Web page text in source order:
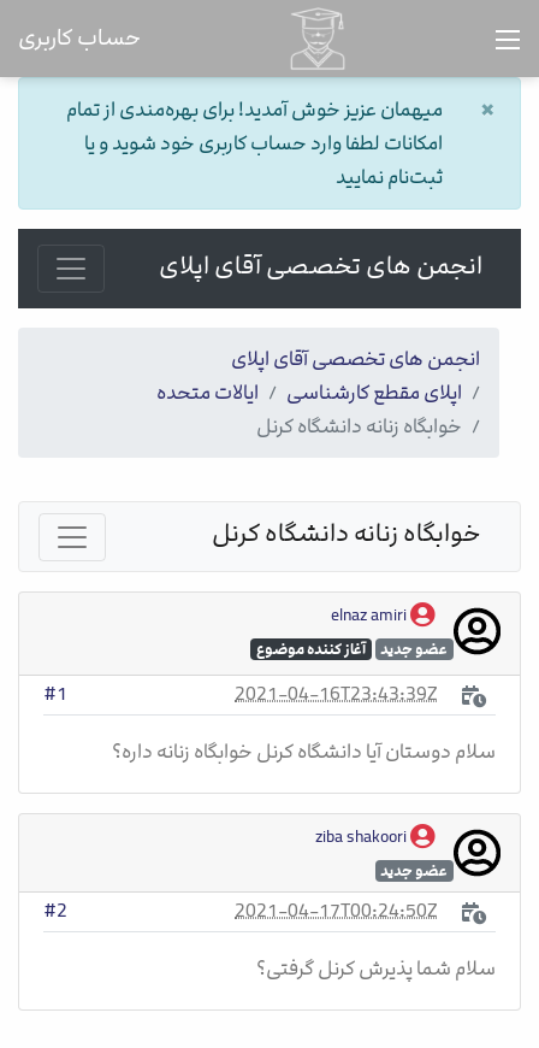
حساب کاربری
میهمان عزیز خوش آمدید! برای بهره‌مندی از تمام
امکانات لطفا وارد حساب کاربری خود شوید و یا
ثبت‌نام نمایید
×
انجمن های تخصصی آقای اپلای
انجمن های تخصصی آقای اپلای
اپلای مقطع کارشناسی
ایالات متحده
خوابگاه زنانه دانشگاه کرنل
خوابگاه زنانه دانشگاه کرنل
elnaz amiri
عضو جدید آغاز کننده موضوع
2021-04-16T23:43:39Z
#1
سلام دوستان آیا دانشگاه کرنل خوابگاه زنانه داره؟
ziba shakoori
عضو جدید
2021-04-17T00:24:50Z
#2
سلام شما پذیرش کرنل گرفتی؟